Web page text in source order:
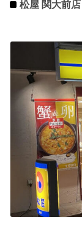
松屋 関大前店